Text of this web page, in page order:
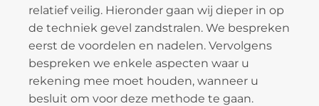
relatief veilig. Hieronder gaan wij dieper in op
de techniek gevel zandstralen. We bespreken
eerst de voordelen en nadelen. Vervolgens
bespreken we enkele aspecten waar u
rekening mee moet houden, wanneer u
besluit om voor deze methode te gaan.